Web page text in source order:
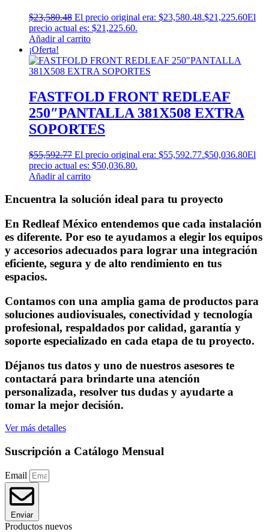
$23,580.48 El precio original era: $23,580.48.$21,225.60El
precio actual es: $21,225.60.
Añadir al carrito
¡Oferta!
FASTFOLD FRONT REDLEAF
250″PANTALLA 381X508 EXTRA
SOPORTES
$55,592.77 El precio original era: $55,592.77.$50,036.80El
precio actual es: $50,036.80.
Añadir al carrito
Encuentra la solución ideal para tu proyecto
En Redleaf México entendemos que cada instalación
es diferente. Por eso te ayudamos a elegir los equipos
y accesorios adecuados para lograr una integración
eficiente, segura y de alto rendimiento en tus
espacios.
Contamos con una amplia gama de productos para
soluciones audiovisuales, conectividad y tecnología
profesional, respaldados por calidad, garantía y
soporte especializado en cada etapa de tu proyecto.
Déjanos tus datos y uno de nuestros asesores te
contactará para brindarte una atención
personalizada, resolver tus dudas y ayudarte a
tomar la mejor decisión.
Ver más detalles
Suscripción a Catálogo Mensual
Email
Enviar
Productos nuevos